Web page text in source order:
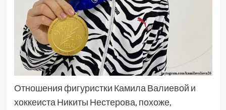
Отношения фигуристки Камила Валиевой и
хоккеиста Никиты Нестерова, похоже,